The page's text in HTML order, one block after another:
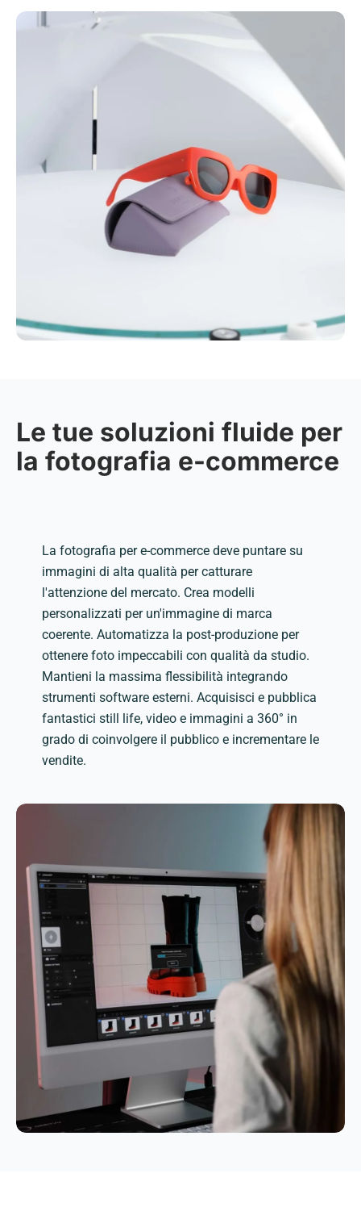
Le tue soluzioni fluide per
la fotografia e-commerce
La fotografia per e-commerce deve puntare su
immagini di alta qualità per catturare
l'attenzione del mercato. Crea modelli
personalizzati per un'immagine di marca
coerente. Automatizza la post-produzione per
ottenere foto impeccabili con qualità da studio.
Mantieni la massima flessibilità integrando
strumenti software esterni. Acquisisci e pubblica
fantastici still life, video e immagini a 360° in
grado di coinvolgere il pubblico e incrementare le
vendite.